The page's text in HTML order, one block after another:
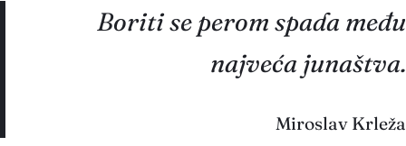
Boriti se perom spada među
najveća junaštva.
Miroslav Krleža